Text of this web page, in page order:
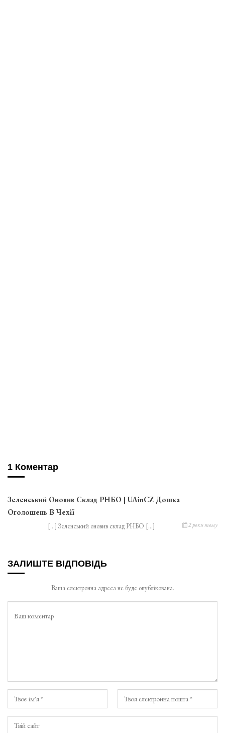
1 Коментар
Зеленський Оновив Склад РНБО | UAinCZ Дошка
Оголошень В Чехії
2 роки тому
[…] Зеленський оновив склад РНБО […]
ЗАЛИШТЕ ВІДПОВІДЬ
Ваша електронна адреса не буде опублікована.